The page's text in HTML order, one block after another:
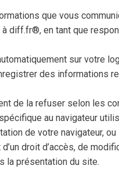
que vous
diff.fr®, en tant que
sur votre
des informations
de la refuser selon les
au navigateur
de votre navigateur, ou
droit d’accès, de
la présentation du site.